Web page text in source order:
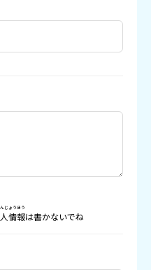
情報
じょうほう
は書かないでね